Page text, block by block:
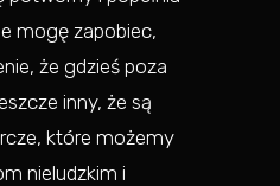
mogę zapobiec,
że gdzieś poza
inny, że są
które możemy
nieludzkim i